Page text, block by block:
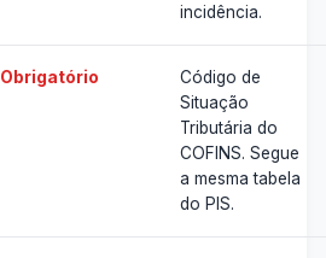
incidência.
Obrigatório
Código de
Situação
Tributária do
COFINS. Segue
a mesma tabela
do PIS.